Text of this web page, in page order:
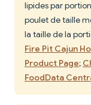
lipides par
poulet de taille
la taille de la
Fire Pit Cajun
Product Page;
FoodData